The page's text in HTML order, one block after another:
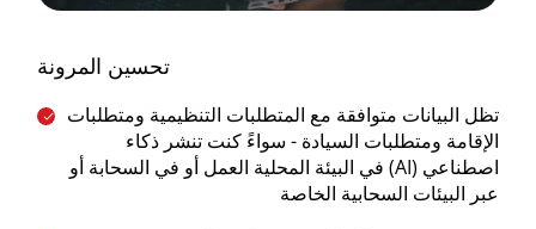
تحسين المرونة
تظل البيانات متوافقة مع المتطلبات التنظيمية ومتطلبات
الإقامة ومتطلبات السيادة - سواءً كنت تنشر ذكاء
اصطناعي (AI) في البيئة المحلية العمل أو في السحابة أو
عبر البيئات السحابية الخاصة